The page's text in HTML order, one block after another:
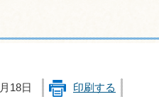
18日 印刷する